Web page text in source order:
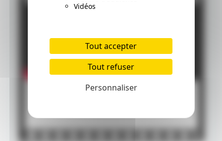
Vidéos
Tout accepter
Tout refuser
Personnaliser